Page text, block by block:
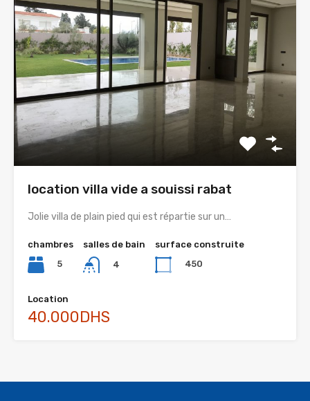
location villa vide a souissi rabat
Jolie villa de plain pied qui est répartie sur un…
chambres
5
salles de bain
4
surface construite
450
Location
40.000DHS